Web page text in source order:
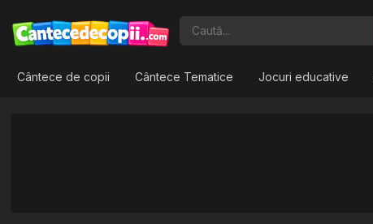
Cântece de copii Cântece Tematice Jocuri educative